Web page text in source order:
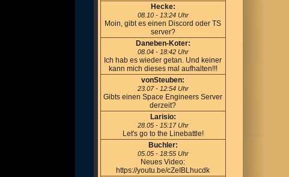
Hecke:
08.10 - 13:24 Uhr
Moin, gibt es einen Discord oder TS
server?
Daneben-Koter:
08.04 - 18:42 Uhr
Ich hab es wieder getan. Und keiner
kann mich dieses mal aufhalten!!!
vonSteuben:
23.07 - 12:54 Uhr
Gibts einen Space Engineers Server
derzeit?
Larisio:
28.05 - 15:17 Uhr
Let's go to the Linebattle!
Buchler:
05.05 - 18:55 Uhr
Neues Video:
https://youtu.be/cZeIBLhucdk